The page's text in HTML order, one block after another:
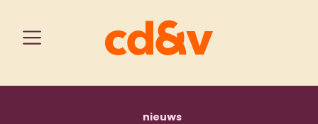
home
nieuwsvdab krijgt 50-plussers